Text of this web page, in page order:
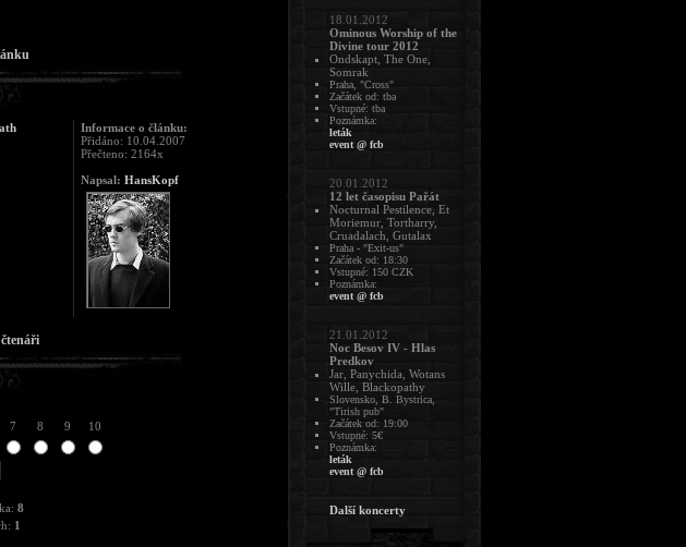
Informace o článku:
Přidáno: 10.04.2007
Přečteno: 2164x
Napsal: HansKopf
čtenáři
7 8 9 10
8
1
18.01.2012
Ominous Worship of the
Divine tour 2012
Ondskapt, The One,
Somrak
Praha, "Cross"
Začátek od: tba
Vstupné: tba
Poznámka:
leták
event @ fcb
20.01.2012
12 let časopisu Pařát
Nocturnal Pestilence, Et
Moriemur, Tortharry,
Cruadalach, Gutalax
Praha - "Exit-us"
Začátek od: 18:30
Vstupné: 150 CZK
Poznámka:
event @ fcb
21.01.2012
Noc Besov IV - Hlas
Predkov
Jar, Panychida, Wotans
Wille, Blackopathy
Slovensko, B. Bystrica,
"Tirish pub"
Začátek od: 19:00
Vstupné: 5€
Poznámka:
leták
event @ fcb
Další koncerty